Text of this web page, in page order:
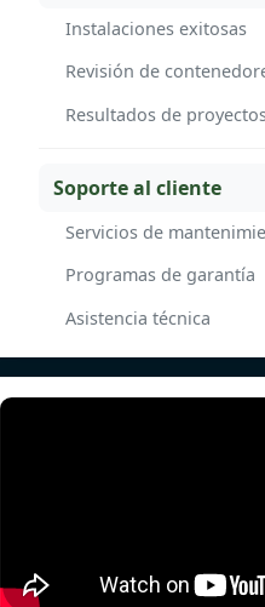
Instalaciones exitosas
Revisión de
Resultados de
Soporte al cliente
Servicios de
Programas de garantía
Asistencia técnica